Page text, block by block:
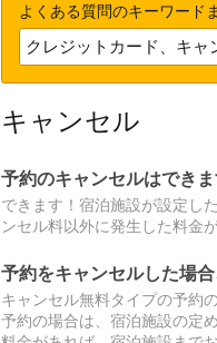
よくある質問のキーワード
キャンセル
予約のキャンセルはできま
できます！宿泊施設が設定し
ンセル料以外に発生した料金
予約をキャンセルした場
キャンセル無料タイプの予約
予約の場合は、宿泊施設の定